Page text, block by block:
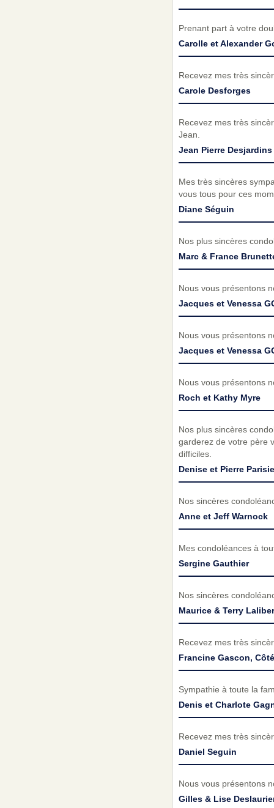
Prenant part à votre
Carolle et Alexander
Recevez mes très
Carole Desforges
Recevez mes très
Jean.
Jean Pierre Desjardins
Mes très sincères
vous tous pour ces
Diane Séguin
Nos plus sincères
Marc & France
Nous vous présentons
Jacques et Venessa
Nous vous présentons
Jacques et Venessa
Nous vous présentons
Roch et Kathy Myre
Nos plus sincères
garderez de votre père
difficiles.
Denise et Pierre
Nos sincères
Anne et Jeff Warnock
Mes condoléances à
Sergine Gauthier
Nos sincères
Maurice & Terry
Recevez mes très
Francine Gascon, Côté
Sympathie à toute la
Denis et Charlote
Recevez mes très
Daniel Seguin
Nous vous présentons
Gilles & Lise